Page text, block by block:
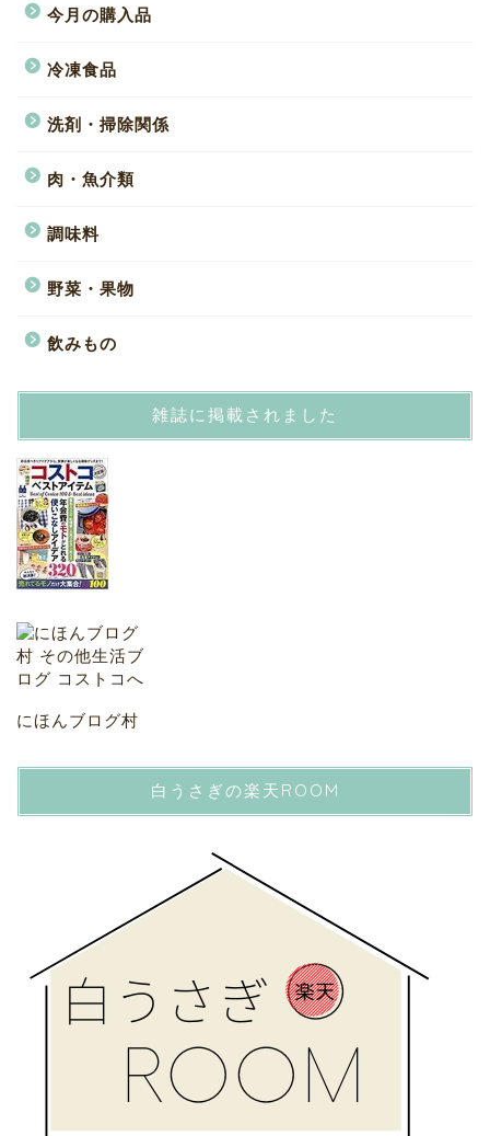
今月の購入品
冷凍食品
洗剤・掃除関係
肉・魚介類
調味料
野菜・果物
飲みもの
雑誌に掲載されました
にほんブログ村
白うさぎの楽天ROOM